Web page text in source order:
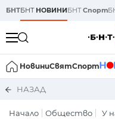
БНТБНТ НОВИНИБНТСпорт
НовиниСвятСпорт
НАЗАД
Начало Общество У